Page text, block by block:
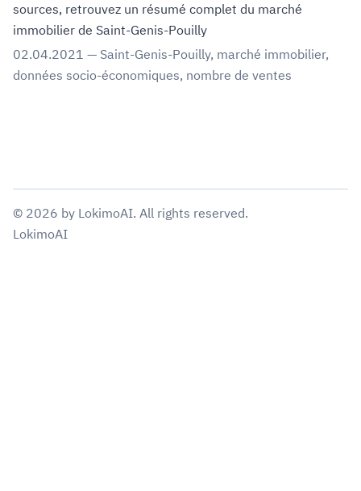
sources, retrouvez un résumé complet du marché
immobilier de Saint-Genis-Pouilly
02.04.2021 — Saint-Genis-Pouilly, marché immobilier,
données socio-économiques, nombre de ventes
© 2026 by LokimoAI. All rights reserved.
LokimoAI